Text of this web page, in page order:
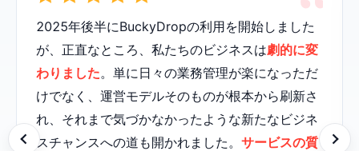
2025年後半にBuckyDropの利用を開始しました
が、正直なところ、私たちのビジネスは劇的に変
わりました。単に日々の業務管理が楽になっただ
けでなく、運営モデルそのものが根本から刷新さ
れ、それまで気づかなかったような新たなビジネ
スチャンスへの道も開かれました。 サービスの質